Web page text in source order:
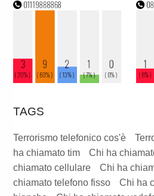
TAGS
Terrorismo telefonico cos'è
ha chiamato tim
Chi ha
chiamato cellulare
Chi ha
chiamato telefono fisso
Chi ha